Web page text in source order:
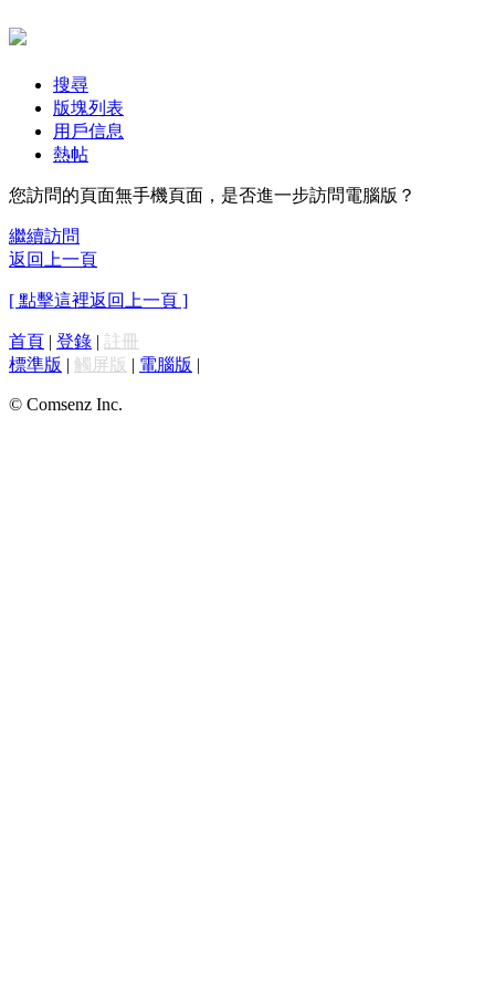
搜尋
版塊列表
用戶信息
熱帖
您訪問的頁面無手機頁面，是否進一步訪問電腦版？
繼續訪問
返回上一頁
[ 點擊這裡返回上一頁 ]
首頁 | 登錄 | 註冊
標準版 | 觸屏版 | 電腦版 |
© Comsenz Inc.